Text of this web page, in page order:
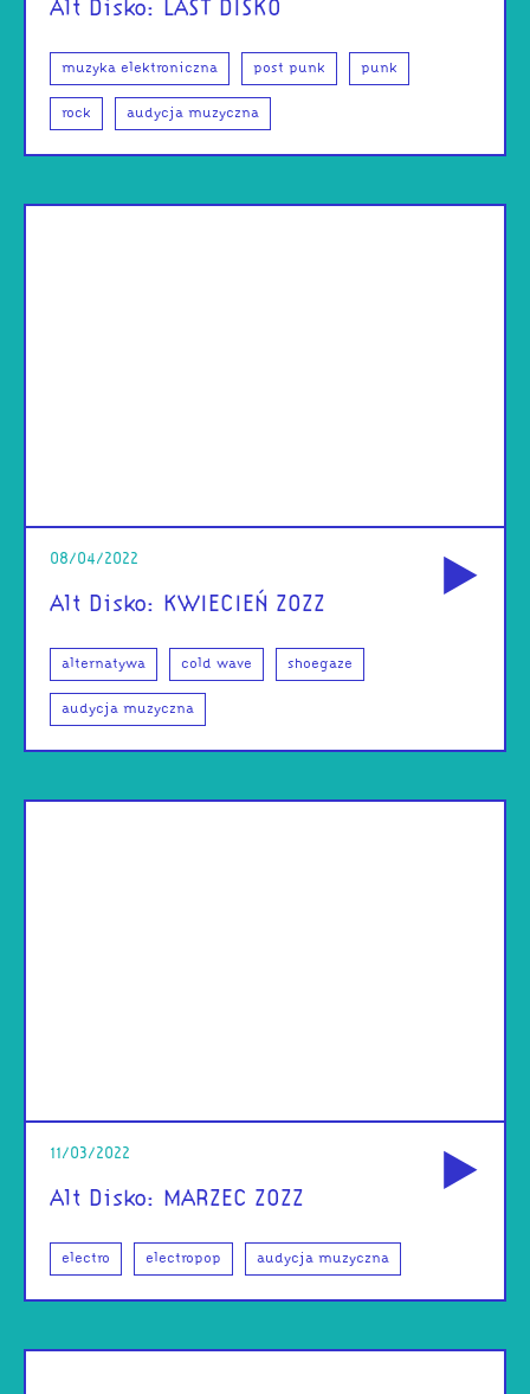
Alt Disko: LAST DISKO
muzyka elektroniczna post punk punk
rock audycja muzyczna
08/04/2022
Alt Disko: KWIECIEŃ ZOZZ
alternatywa cold wave shoegaze
audycja muzyczna
11/03/2022
Alt Disko: MARZEC ZOZZ
electro electropop audycja muzyczna